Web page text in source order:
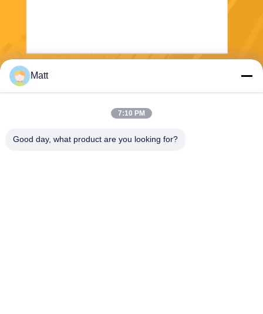
Matt
7:10 PM
Good day, what product are you looking for?